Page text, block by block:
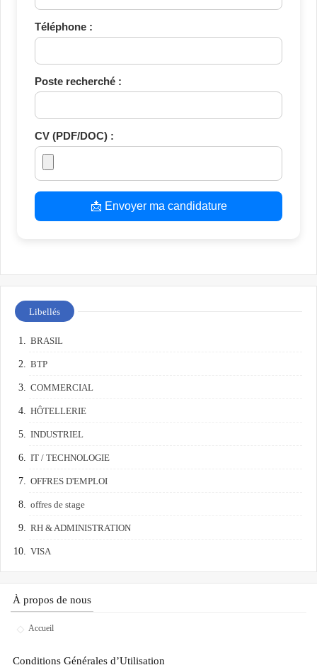
Téléphone :
Poste recherché :
CV (PDF/DOC) :
📩 Envoyer ma candidature
Libellés
BRASIL
BTP
COMMERCIAL
HÔTELLERIE
INDUSTRIEL
IT / TECHNOLOGIE
OFFRES D'EMPLOI
offres de stage
RH & ADMINISTRATION
VISA
À propos de nous
Accueil
Conditions Générales d’Utilisation